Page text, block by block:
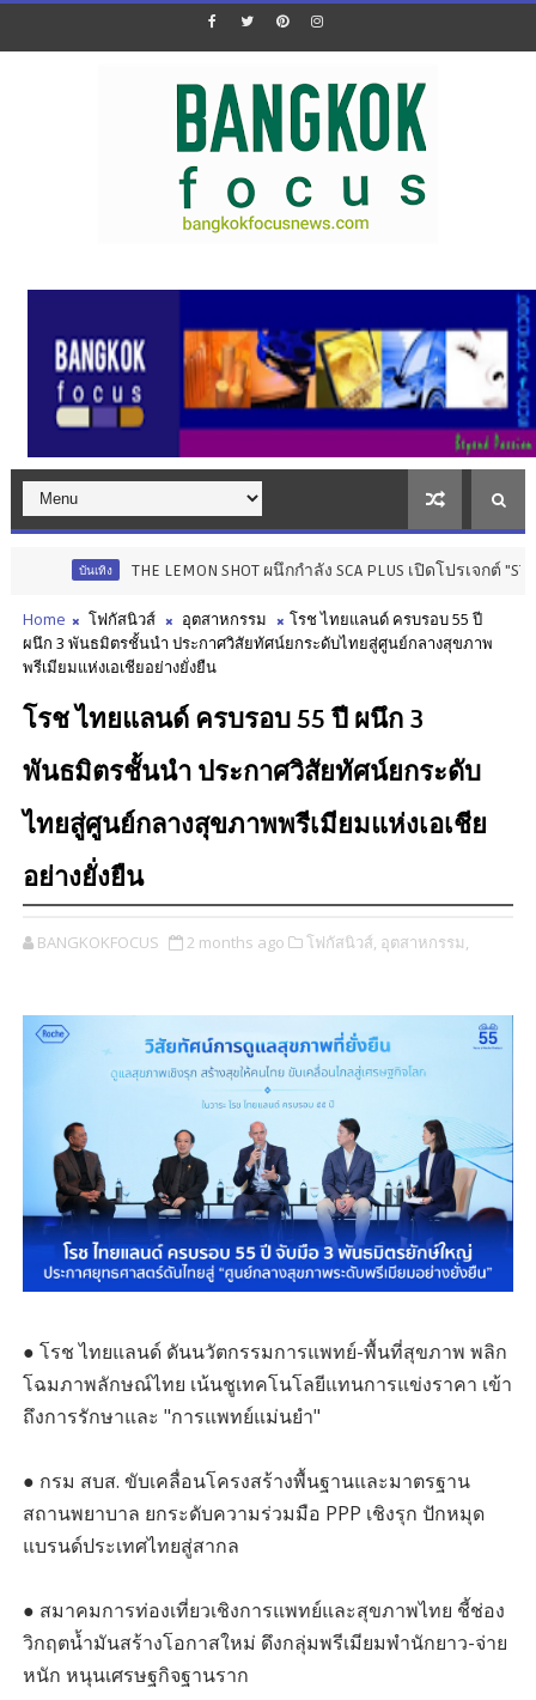
THE LEMON SHOT ผนึกกำลัง SCA PLUS เปิดโปรเจกต์
Home โฟกัสนิวส์ อุตสาหกรรม
โรช ไทยแลนด์ ครบรอบ 55 ปี
ผนึก 3 พันธมิตรชั้นนำ ประกาศวิสัยทัศน์ยกระดับไทยสู่ศูนย์กลางสุขภาพ
พรีเมียมแห่งเอเชียอย่างยั่งยืน
โรช ไทยแลนด์ ครบรอบ 55 ปี ผนึก 3
พันธมิตรชั้นนำ ประกาศวิสัยทัศน์ยกระดับ
ไทยสู่ศูนย์กลางสุขภาพพรีเมียมแห่งเอเชีย
อย่างยั่งยืน
BANGKOKFOCUS 2 months ago โฟกัสนิวส์, อุตสาหกรรม,
● โรช ไทยแลนด์ ดันนวัตกรรมการแพทย์-พื้นที่สุขภาพ พลิก
โฉมภาพลักษณ์ไทย เน้นชูเทคโนโลยีแทนการแข่งราคา เข้า
ถึงการรักษาและ "การแพทย์แม่นยำ"
● กรม สบส. ขับเคลื่อนโครงสร้างพื้นฐานและมาตรฐาน
สถานพยาบาล ยกระดับความร่วมมือ PPP เชิงรุก ปักหมุด
แบรนด์ประเทศไทยสู่สากล
● สมาคมการท่องเที่ยวเชิงการแพทย์และสุขภาพไทย ชี้ช่อง
วิกฤตน้ำมันสร้างโอกาสใหม่ ดึงกลุ่มพรีเมียมพำนักยาว-จ่าย
หนัก หนุนเศรษฐกิจฐานราก